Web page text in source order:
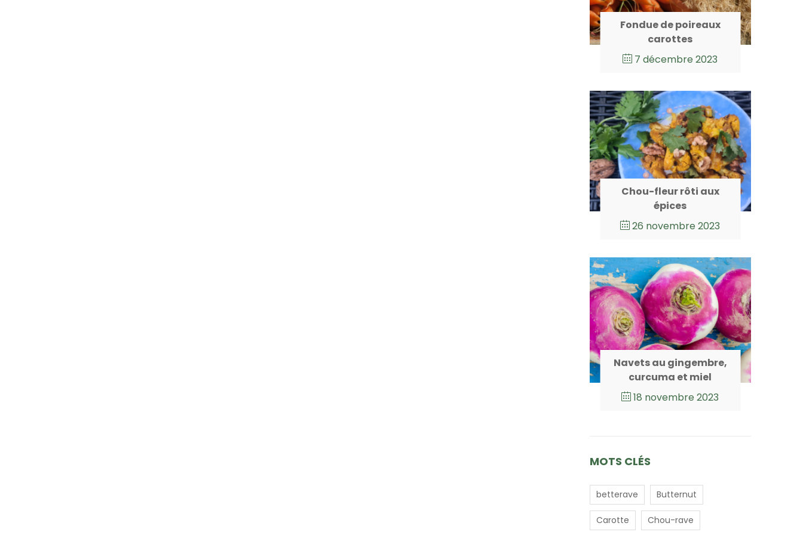
Fondue de poireaux
carottes
7 décembre 2023
Chou-fleur rôti aux
épices
26 novembre 2023
Navets au gingembre,
curcuma et miel
18 novembre 2023
MOTS CLÉS
betterave Butternut
Carotte Chou-rave